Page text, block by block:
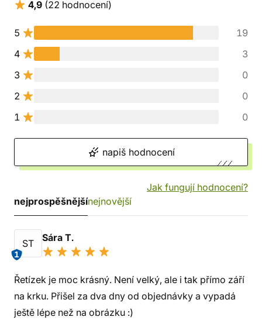
4,9 (22 hodnocení)
5
19
4
3
3
0
2
0
1
0
napiš hodnocení
Jak fungují hodnocení?
nejprospěšnějšínejnovější
ST
1
Sára T.
Řetízek je moc krásný. Není velký, ale i tak přímo září
na krku. Přišel za dva dny od objednávky a vypadá
ještě lépe než na obrázku :)